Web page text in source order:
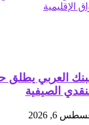
الإقليمية
العربي يطلق
الصيفية
6, 2026